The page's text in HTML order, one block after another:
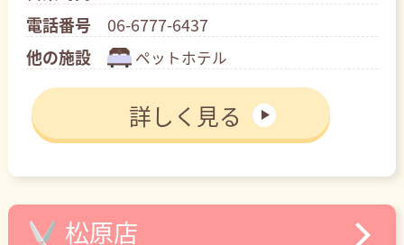
電話番号
06-6777-6437
他の施設
ペットホテル
詳しく見る
松原店